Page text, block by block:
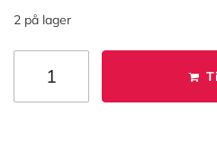
2 på lager